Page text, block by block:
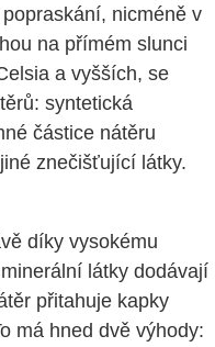
nicméně v
na přímém slunci
a vyšších, se
syntetická
částice nátěru
znečišťující látky.
díky vysokému
látky dodávají
přitahuje kapky
má hned dvě výhody: